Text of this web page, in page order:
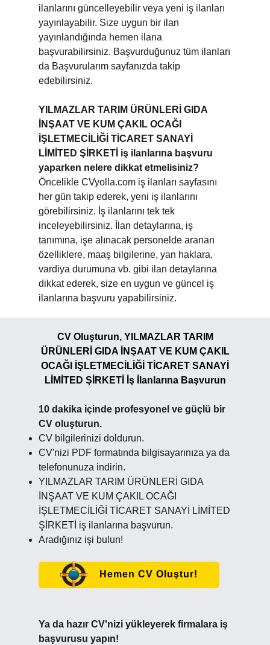
ilanlarını güncelleyebilir veya yeni iş ilanları
yayınlayabilir. Size uygun bir ilan
yayınlandığında hemen ilana
başvurabilirsiniz. Başvurduğunuz tüm ilanları
da Başvurularım sayfanızda takip
edebilirsiniz.
YILMAZLAR TARIM ÜRÜNLERİ GIDA
İNŞAAT VE KUM ÇAKIL OCAĞI
İŞLETMECİLİĞİ TİCARET SANAYİ
LİMİTED ŞİRKETİ iş ilanlarına başvuru
yaparken nelere dikkat etmelisiniz?
Öncelikle CVyolla.com iş ilanları sayfasını
her gün takip ederek, yeni iş ilanlarını
görebilirsiniz. İş ilanlarını tek tek
inceleyebilirsiniz. İlan detaylarına, iş
tanımına, işe alınacak personelde aranan
özelliklere, maaş bilgilerine, yan haklara,
vardiya durumuna vb. gibi ilan detaylarına
dikkat ederek, size en uygun ve güncel iş
ilanlarına başvuru yapabilirsiniz.
CV Oluşturun, YILMAZLAR TARIM
ÜRÜNLERİ GIDA İNŞAAT VE KUM ÇAKIL
OCAĞI İŞLETMECİLİĞİ TİCARET SANAYİ
LİMİTED ŞİRKETİ İş İlanlarına Başvurun
10 dakika içinde profesyonel ve güçlü bir
CV oluşturun.
CV bilgilerinizi doldurun.
CV'nizi PDF formatında bilgisayarınıza ya da
telefonunuza indirin.
YILMAZLAR TARIM ÜRÜNLERİ GIDA
İNŞAAT VE KUM ÇAKIL OCAĞI
İŞLETMECİLİĞİ TİCARET SANAYİ LİMİTED
ŞİRKETİ iş ilanlarına başvurun.
Aradığınız işi bulun!
Hemen CV Oluştur!
Ya da hazır CV'nizi yükleyerek firmalara iş
başvurusu yapın!